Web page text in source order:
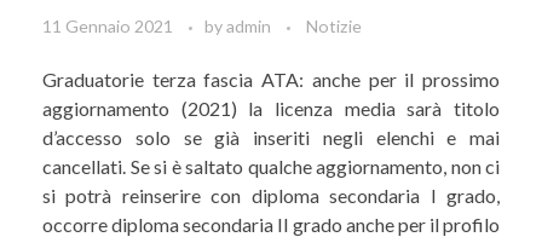
11 Gennaio 2021 byadmin Notizie
Graduatorie terza fascia ATA: anche per il prossimo
aggiornamento (2021) la licenza media sarà titolo
d’accesso solo se già inseriti negli elenchi e mai
cancellati. Se si è saltato qualche aggiornamento, non ci
si potrà reinserire con diploma secondaria I grado,
occorre diploma secondaria II grado anche per il profilo